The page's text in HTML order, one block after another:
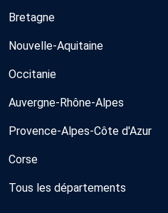
Bretagne
Nouvelle-Aquitaine
Occitanie
Auvergne-Rhône-Alpes
Provence-Alpes-Côte d'Azur
Corse
Tous les départements